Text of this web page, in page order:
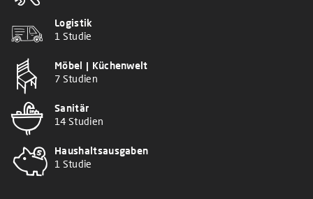
Logistik
1 Studie
Möbel | Küchenwelt
7 Studien
Sanitär
14 Studien
Haushaltsausgaben
1 Studie